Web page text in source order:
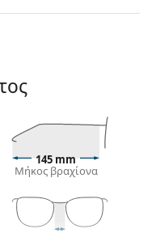
απόλυτα με
και ανοιχτά
μαλλιά.
ηλίουείναι
στρογγυλό, οβάλ
145 mm
Μήκος βραχίονα